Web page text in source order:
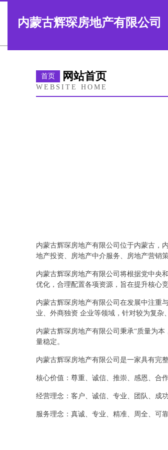
内蒙古辉琛房地产有限公司
首页 网站首页
WEBSITE HOME
内蒙古辉琛房地产有限公司位于内蒙古，
地产投资、房地产中介服务、房地产营销
内蒙古辉琛房地产有限公司将根据党中央
优化，合理配置各项资源，旨在提升核心
内蒙古辉琛房地产有限公司在发展中注重
业、外商独资 企业等领域，针对较为复杂
内蒙古辉琛房地产有限公司秉承“质量为
量稳定。
内蒙古辉琛房地产有限公司是一家具有完
核心价值：尊重、诚信、推崇、感恩、合
经营理念：客户、诚信、专业、团队、成功
服务理念：真诚、专业、精准、周全、可